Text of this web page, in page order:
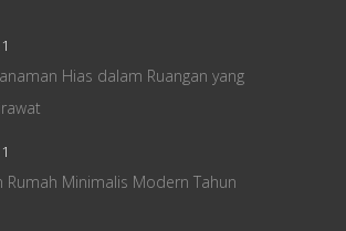
Hias dalam Ruangan yang
Rumah Minimalis Modern Tahun